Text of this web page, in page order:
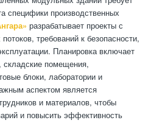
специфики производственных
разрабатывает проекты с
требований к безопасности,
Планировка включает
складские помещения,
блоки, лаборатории и
аспектом является
и материалов, чтобы
и повысить эффективность